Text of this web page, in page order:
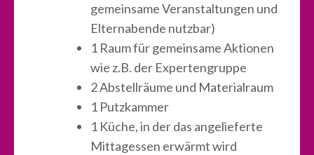
gemeinsame Veranstaltungen und
Elternabende nutzbar)
1 Raum für gemeinsame Aktionen
wie z.B. der Expertengruppe
2 Abstellräume und Materialraum
1 Putzkammer
1 Küche, in der das angelieferte
Mittagessen erwärmt wird